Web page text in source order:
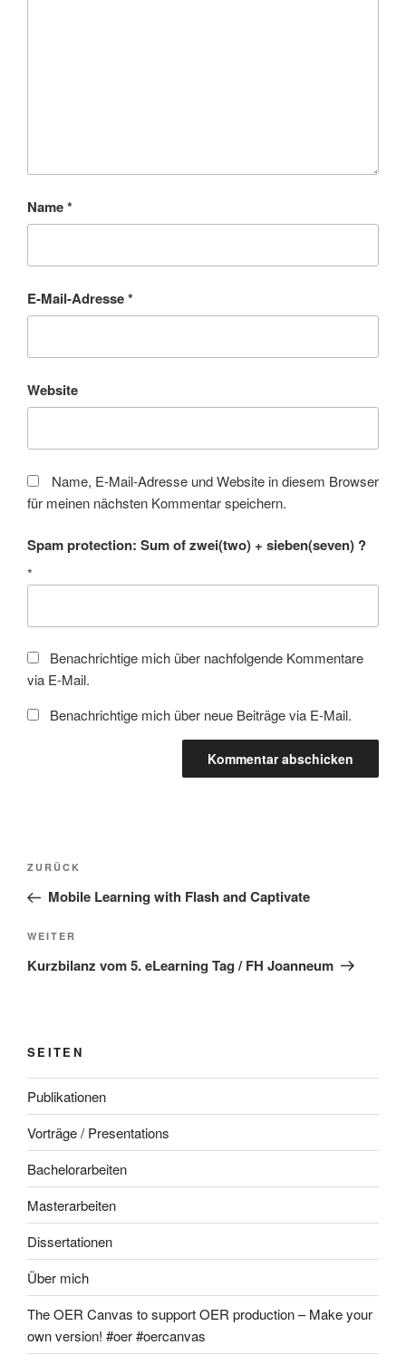
Name*
E-Mail-Adresse*
Website
Name, E-Mail-Adresse und Website in diesem Browser
für meinen nächsten Kommentar speichern.
Spam protection: Sum of zwei(two) + sieben(seven) ?
*
Benachrichtige mich über nachfolgende Kommentare
via E-Mail.
Benachrichtige mich über neue Beiträge via E-Mail.
Beitragsnavigation
Vorheriger
Beitrag
ZURÜCK
Mobile Learning with Flash and Captivate
Nächster
Beitrag
WEITER
Kurzbilanz vom 5. eLearning Tag / FH Joanneum
SEITEN
Publikationen
Vorträge / Presentations
Bachelorarbeiten
Masterarbeiten
Dissertationen
Über mich
The OER Canvas to support OER production – Make your
own version! #oer #oercanvas